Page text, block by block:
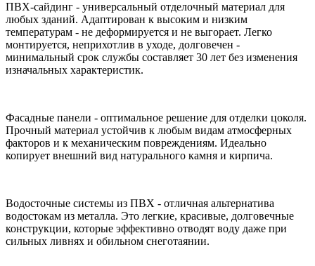
ПВХ-сайдинг - универсальный отделочный материал для
любых зданий. Адаптирован к высоким и низким
температурам - не деформируется и не выгорает. Легко
монтируется, неприхотлив в уходе, долговечен -
минимальный срок службы составляет 30 лет без изменения
изначальных характеристик.
Фасадные панели - оптимальное решение для отделки цоколя.
Прочный материал устойчив к любым видам атмосферных
факторов и к механическим повреждениям. Идеально
копирует внешний вид натурального камня и кирпича.
Водосточные системы из ПВХ - отличная альтернатива
водостокам из металла. Это легкие, красивые, долговечные
конструкции, которые эффективно отводят воду даже при
сильных ливнях и обильном снеготаянии.